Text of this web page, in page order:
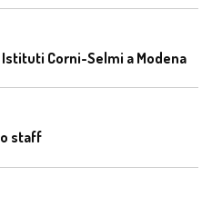
Corni-Selmi a Modena
staff